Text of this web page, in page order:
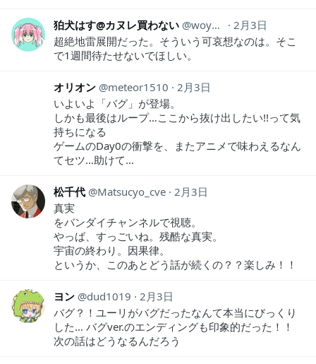
狛犬はす@カヌレ買わない woyamai
2月3日
超絶地雷展開だった。そういう可哀想なのは。そこ
で1週間待たせないでほしい。
オリオン meteor1510
2月3日
いよいよ「バグ」が登場。
しかも最後はループ…ここから抜け出したい!!って気
持ちになる
ゲームのDay0の衝撃を、またアニメで味わえるなん
てセツ…助けて…
松千代 Matsucyo_cve
2月3日
真実
をバンダイチャンネルで視聴。
やっば、すっごいね。残酷な真実。
宇宙の終わり。因果律。
というか、このあとどう話が続くの？？楽しみ！！
ヨン dud1019
2月3日
バグ？！ユーリがバグだったなんて本当にびっくり
した… バグver.のエンディングも印象的だった！！
次の話はどうなるんだろう